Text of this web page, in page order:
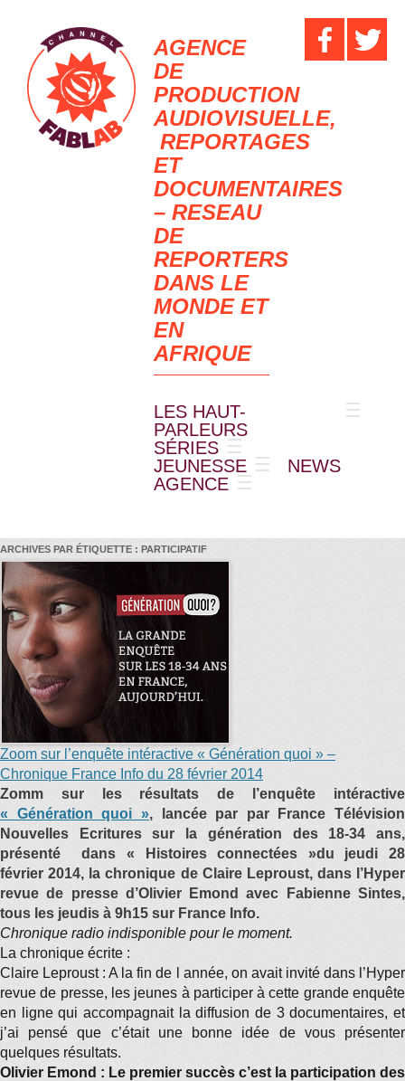
AGENCE
DE
PRODUCTION
AUDIOVISUELLE,
REPORTAGES
ET
DOCUMENTAIRES
– RESEAU
DE
REPORTERS
DANS LE
MONDE ET
EN
AFRIQUE
LES HAUT-
PARLEURS
SÉRIES
JEUNESSE
NEWS
AGENCE
ARCHIVES PAR ÉTIQUETTE : PARTICIPATIF
Zoom sur l’enquête intéractive « Génération quoi » –
Chronique France Info du 28 février 2014
Zomm sur les résultats de l’enquête intéractive
« Génération quoi », lancée par par France Télévision
Nouvelles Ecritures sur la génération des 18-34 ans,
présenté dans « Histoires connectées »du jeudi 28
février 2014, la chronique de Claire Leproust, dans l’Hyper
revue de presse d’Olivier Emond avec Fabienne Sintes,
tous les jeudis à 9h15 sur France Info.
Chronique radio indisponible pour le moment.
La chronique écrite :
Claire Leproust : A la fin de l année, on avait invité dans l’Hyper
revue de presse, les jeunes à participer à cette grande enquête
en ligne qui accompagnait la diffusion de 3 documentaires, et
j’ai pensé que c’était une bonne idée de vous présenter
quelques résultats.
Olivier Emond : Le premier succès c’est la participation des